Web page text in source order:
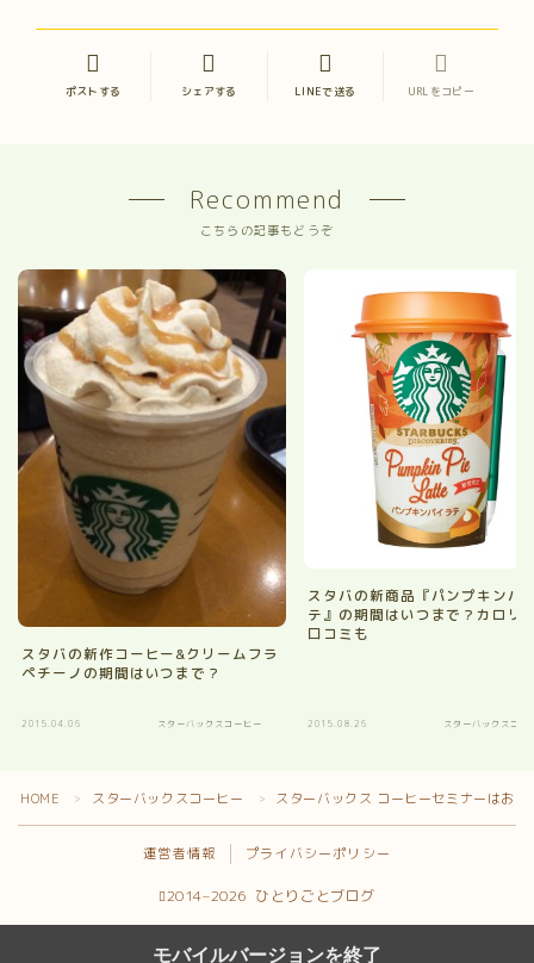
ポストする シェアする LINEで送る URLをコピー
Recommend
こちらの記事もどうぞ
スタバの新作コーヒー&クリームフラ
ペチーノの期間はいつまで？
2015.04.06 スターバックスコーヒー
スタバの新商品『パンプキンパ
テ』の期間はいつまで？カロリ
口コミも
2015.08.26 スターバックスコー
HOME ＞ スターバックスコーヒー ＞ スターバックス コーヒーセミナーはお
運営者情報 プライバシーポリシー
2014–2026 ひとりごとブログ
モバイルバージョンを終了